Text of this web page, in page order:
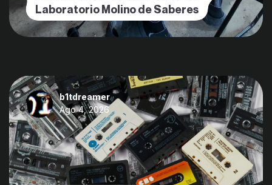
Laboratorio Molino de Saberes
b1tdreamer
Ago 4, 2026